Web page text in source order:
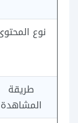
نوع
طريقة
المشاهدة